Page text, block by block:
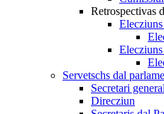
Retrospectivas
Servetschs dal
Secretari
Direcziun